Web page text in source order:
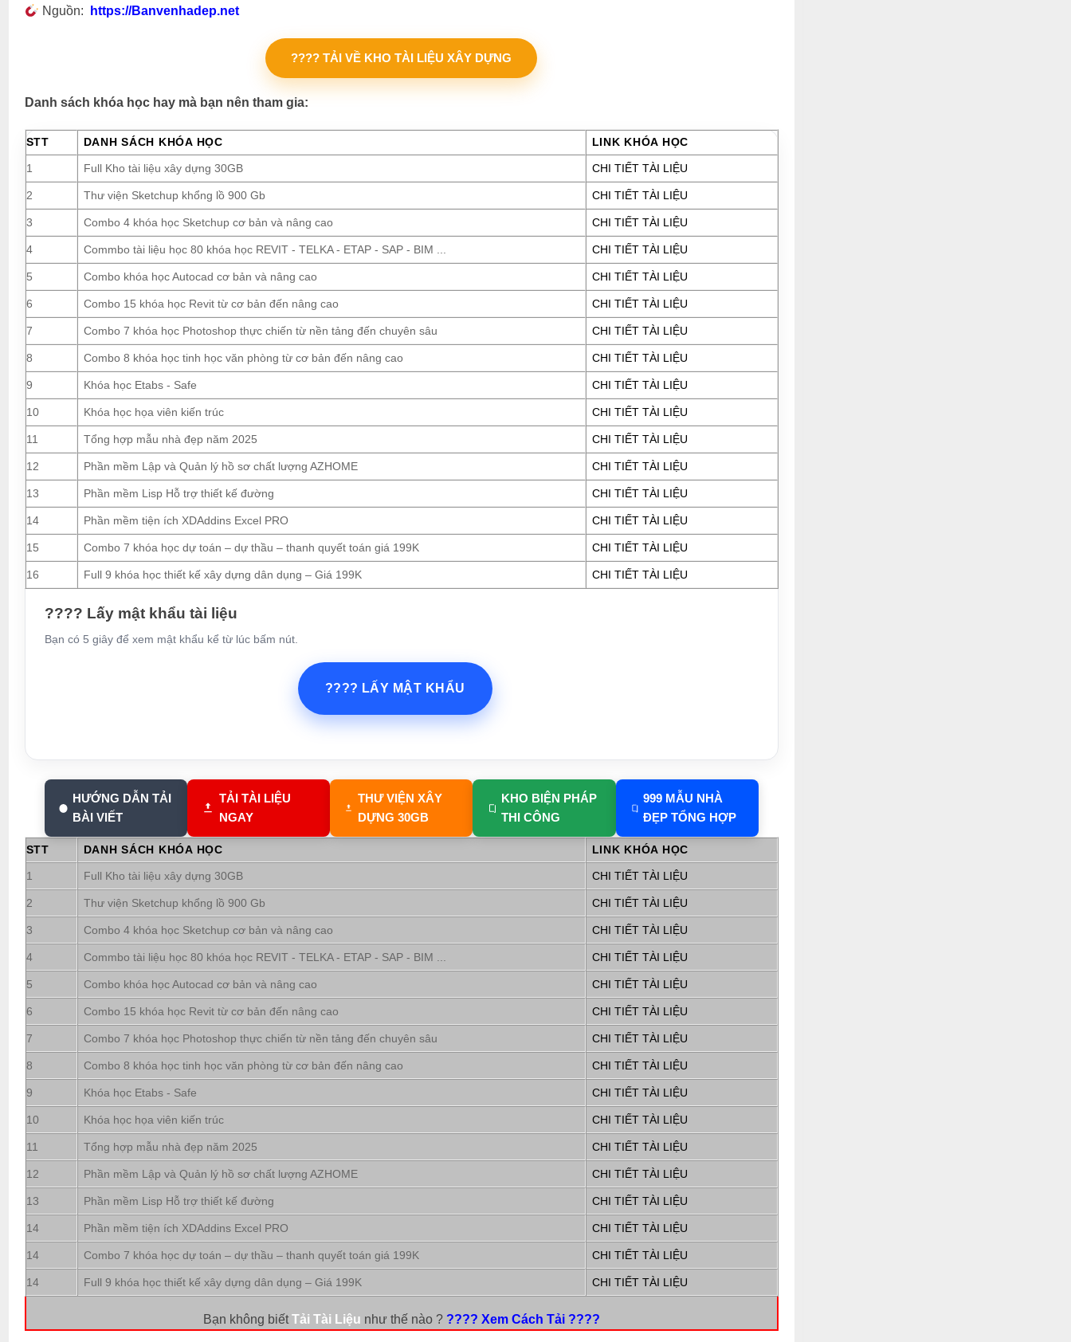
Nguồn:
https://Banvenhadep.net
???? TẢI VỀ KHO TÀI LIỆU XÂY DỰNG
Danh sách khóa học hay mà bạn nên tham gia:
STT DANH SÁCH KHÓA HỌC LINK KHÓA HỌC
1 Full Kho tài liệu xây dựng 30GB CHI TIẾT TÀI LIỆU
2 Thư viện Sketchup khổng lồ 900 Gb CHI TIẾT TÀI LIỆU
3 Combo 4 khóa học Sketchup cơ bản và nâng cao CHI TIẾT TÀI LIỆU
4 Commbo tài liệu học 80 khóa học REVIT - TELKA - ETAP - SAP - BIM ... CHI TIẾT TÀI LIỆU
5 Combo khóa học Autocad cơ bản và nâng cao CHI TIẾT TÀI LIỆU
6 Combo 15 khóa học Revit từ cơ bản đến nâng cao CHI TIẾT TÀI LIỆU
7 Combo 7 khóa học Photoshop thực chiến từ nền tảng đến chuyên sâu CHI TIẾT TÀI LIỆU
8 Combo 8 khóa học tinh học văn phòng từ cơ bản đến nâng cao CHI TIẾT TÀI LIỆU
9 Khóa học Etabs - Safe CHI TIẾT TÀI LIỆU
10 Khóa học họa viên kiến trúc CHI TIẾT TÀI LIỆU
11 Tổng hợp mẫu nhà đẹp năm 2025 CHI TIẾT TÀI LIỆU
12 Phần mềm Lập và Quản lý hồ sơ chất lượng AZHOME CHI TIẾT TÀI LIỆU
13 Phần mềm Lisp Hỗ trợ thiết kế đường CHI TIẾT TÀI LIỆU
14 Phần mềm tiện ích XDAddins Excel PRO CHI TIẾT TÀI LIỆU
15 Combo 7 khóa học dự toán – dự thầu – thanh quyết toán giá 199K CHI TIẾT TÀI LIỆU
16 Full 9 khóa học thiết kế xây dựng dân dụng – Giá 199K CHI TIẾT TÀI LIỆU
???? Lấy mật khẩu tài liệu
Bạn có 5 giây để xem mật khẩu kể từ lúc bấm nút.
???? LẤY MẬT KHẨU
HƯỚNG DẪN TẢI
BÀI VIẾT
TẢI TÀI LIỆU
NGAY
THƯ VIỆN XÂY
DỰNG 30GB
KHO BIỆN PHÁP
THI CÔNG
999 MẪU NHÀ
ĐẸP TỔNG HỢP
STT DANH SÁCH KHÓA HỌC LINK KHÓA HỌC
1 Full Kho tài liệu xây dựng 30GB CHI TIẾT TÀI LIỆU
2 Thư viện Sketchup khổng lồ 900 Gb CHI TIẾT TÀI LIỆU
3 Combo 4 khóa học Sketchup cơ bản và nâng cao CHI TIẾT TÀI LIỆU
4 Commbo tài liệu học 80 khóa học REVIT - TELKA - ETAP - SAP - BIM ... CHI TIẾT TÀI LIỆU
5 Combo khóa học Autocad cơ bản và nâng cao CHI TIẾT TÀI LIỆU
6 Combo 15 khóa học Revit từ cơ bản đến nâng cao CHI TIẾT TÀI LIỆU
7 Combo 7 khóa học Photoshop thực chiến từ nền tảng đến chuyên sâu CHI TIẾT TÀI LIỆU
8 Combo 8 khóa học tinh học văn phòng từ cơ bản đến nâng cao CHI TIẾT TÀI LIỆU
9 Khóa học Etabs - Safe CHI TIẾT TÀI LIỆU
10 Khóa học họa viên kiến trúc CHI TIẾT TÀI LIỆU
11 Tổng hợp mẫu nhà đẹp năm 2025 CHI TIẾT TÀI LIỆU
12 Phần mềm Lập và Quản lý hồ sơ chất lượng AZHOME CHI TIẾT TÀI LIỆU
13 Phần mềm Lisp Hỗ trợ thiết kế đường CHI TIẾT TÀI LIỆU
14 Phần mềm tiện ích XDAddins Excel PRO CHI TIẾT TÀI LIỆU
14 Combo 7 khóa học dự toán – dự thầu – thanh quyết toán giá 199K CHI TIẾT TÀI LIỆU
14 Full 9 khóa học thiết kế xây dựng dân dụng – Giá 199K CHI TIẾT TÀI LIỆU
Bạn không biếtTải Tài Liệu như thế nào ? ???? Xem Cách Tải ????